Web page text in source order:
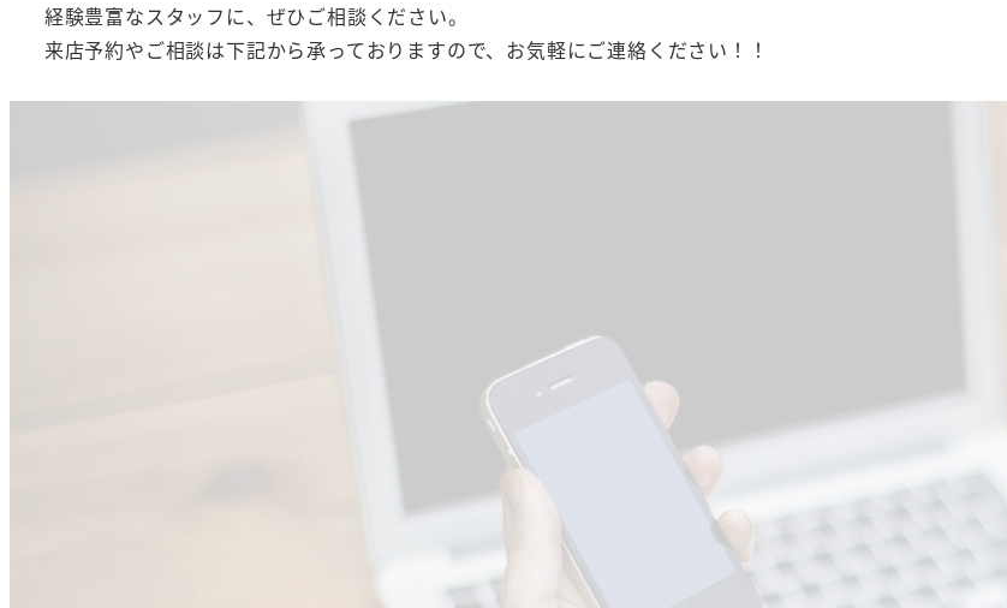
経験豊富なスタッフに、ぜひご相談ください。
来店予約やご相談は下記から承っておりますので、お気軽にご連絡ください！！
「だいたいの金額を知りたい」
「施工期間を知りたい」
「とりあえず話しだけでも聞いてみたい」など
お悩みや不安なこと、お気軽にどうぞ